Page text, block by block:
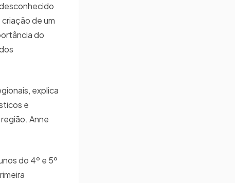
de um
do
explica
e
Anne
do 4º e 5º